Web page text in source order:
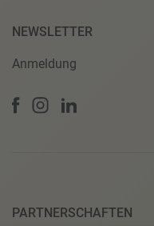
NEWSLETTER
Anmeldung
PARTNERSCHAFTEN